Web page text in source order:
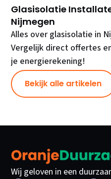
Glasisolatie
Nijmegen
Alles over glasisolatie in
Vergelijk direct offertes
je energierekening!
Bekijk alle artikelen
Wij geloven in een